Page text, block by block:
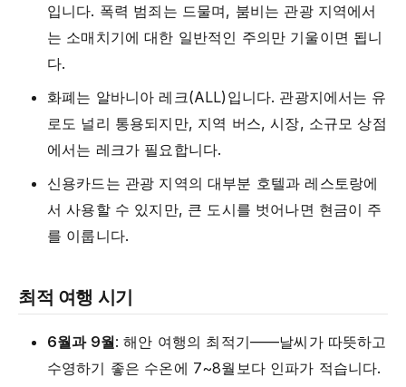
입니다. 폭력 범죄는 드물며, 붐비는 관광 지역에서
는 소매치기에 대한 일반적인 주의만 기울이면 됩니
다.
화폐는 알바니아 레크(ALL)입니다. 관광지에서는 유
로도 널리 통용되지만, 지역 버스, 시장, 소규모 상점
에서는 레크가 필요합니다.
신용카드는 관광 지역의 대부분 호텔과 레스토랑에
서 사용할 수 있지만, 큰 도시를 벗어나면 현금이 주
를 이룹니다.
최적 여행 시기
6월과 9월: 해안 여행의 최적기——날씨가 따뜻하고
수영하기 좋은 수온에 7~8월보다 인파가 적습니다.